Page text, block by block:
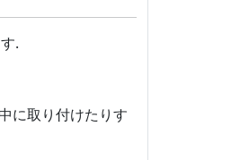
.
に取り付けたりす